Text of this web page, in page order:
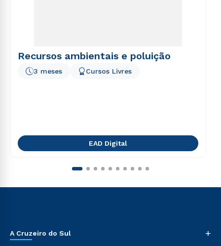
Recursos ambientais e poluição
3 meses Cursos Livres
EAD Digital
A Cruzeiro do Sul +